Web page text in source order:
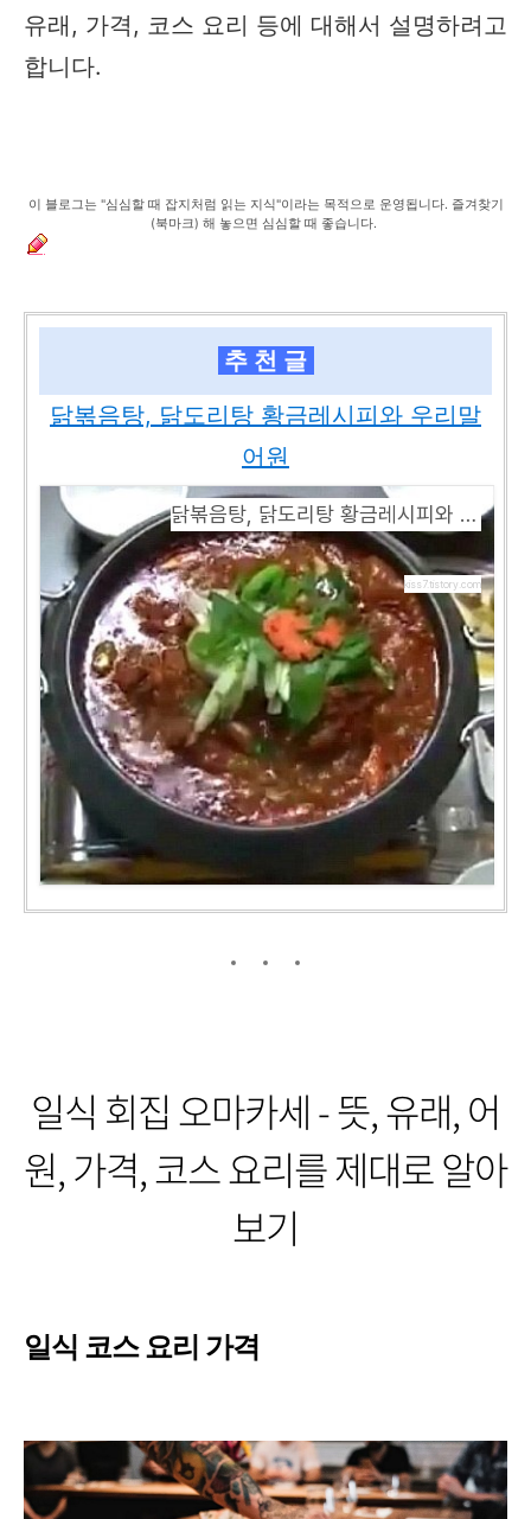
유래, 가격, 코스 요리 등에 대해서 설명하려고
합니다.
이 블로그는 "심심할 때 잡지처럼 읽는 지식"이라는 목적으로 운영됩니다. 즐겨찾기
(북마크) 해 놓으면 심심할 때 좋습니다.
추 천 글
닭볶음탕, 닭도리탕 황금레시피와 우리말
어원
닭볶음탕, 닭도리탕 황금레시피와 우리말 어원
kiss7.tistory.com
일식 회집 오마카세 - 뜻, 유래, 어
원, 가격, 코스 요리를 제대로 알아
보기
일식 코스 요리 가격